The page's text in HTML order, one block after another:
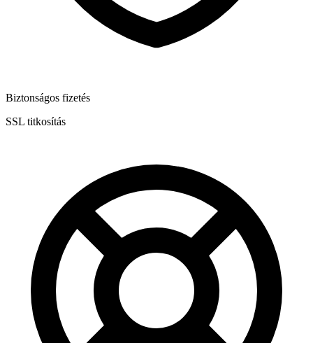
Biztonságos fizetés
SSL titkosítás